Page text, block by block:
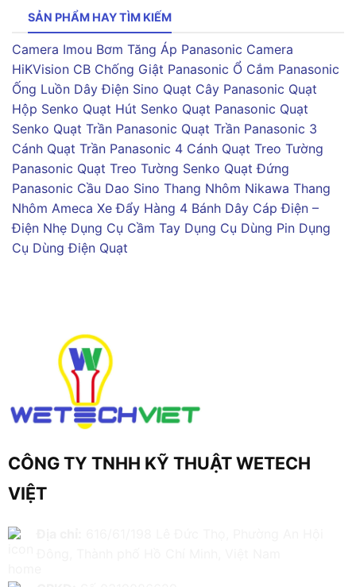
SẢN PHẨM HAY TÌM KIẾM
Camera Imou Bơm Tăng Áp Panasonic Camera
HiKVision CB Chống Giật Panasonic Ổ Cắm Panasonic
Ống Luồn Dây Điện Sino Quạt Cây Panasonic Quạt
Hộp Senko Quạt Hút Senko Quạt Panasonic Quạt
Senko Quạt Trần Panasonic Quạt Trần Panasonic 3
Cánh Quạt Trần Panasonic 4 Cánh Quạt Treo Tường
Panasonic Quạt Treo Tường Senko Quạt Đứng
Panasonic Cầu Dao Sino Thang Nhôm Nikawa Thang
Nhôm Ameca Xe Đẩy Hàng 4 Bánh Dây Cáp Điện –
Điện Nhẹ Dụng Cụ Cầm Tay Dụng Cụ Dùng Pin Dụng
Cụ Dùng Điện Quạt
CÔNG TY TNHH KỸ THUẬT WETECH
VIỆT